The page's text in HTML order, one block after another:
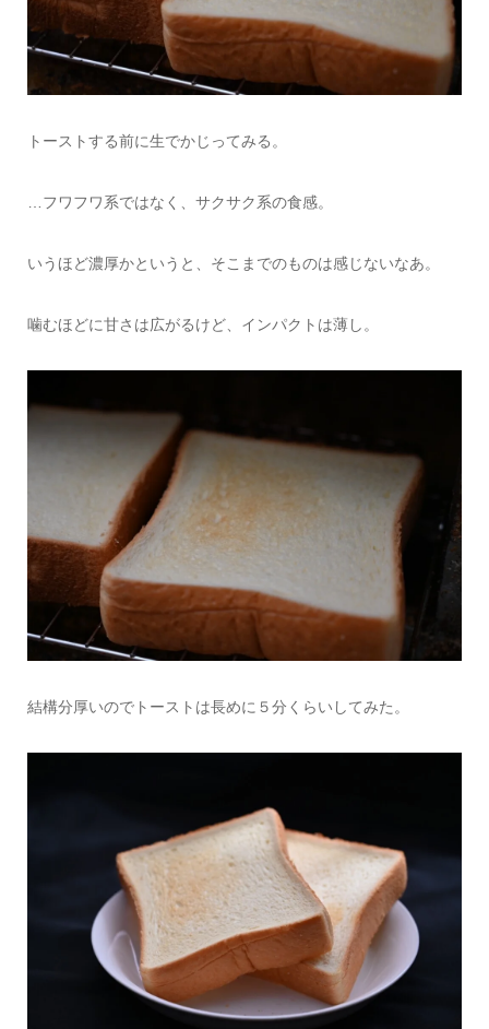
トーストする前に生でかじってみる。
…フワフワ系ではなく、サクサク系の食感。
いうほど濃厚かというと、そこまでのものは感じないなあ。
噛むほどに甘さは広がるけど、インパクトは薄し。
結構分厚いのでトーストは長めに５分くらいしてみた。